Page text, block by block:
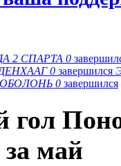
2 СПАРТА 0
0 завершился
ОБОЛОНЬ 0 завершился
гол
май